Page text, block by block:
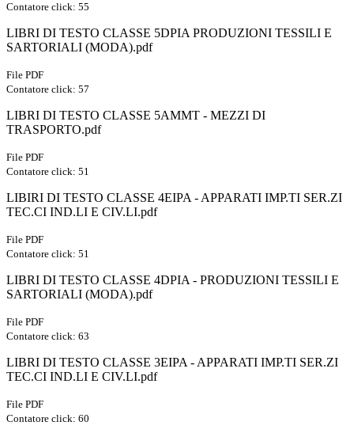
Contatore click: 55
LIBRI DI TESTO CLASSE 5DPIA PRODUZIONI TESSILI E
SARTORIALI (MODA).pdf
File PDF
Contatore click: 57
LIBRI DI TESTO CLASSE 5AMMT - MEZZI DI
TRASPORTO.pdf
File PDF
Contatore click: 51
LIBIRI DI TESTO CLASSE 4EIPA - APPARATI IMP.TI SER.ZI
TEC.CI IND.LI E CIV.LI.pdf
File PDF
Contatore click: 51
LIBRI DI TESTO CLASSE 4DPIA - PRODUZIONI TESSILI E
SARTORIALI (MODA).pdf
File PDF
Contatore click: 63
LIBRI DI TESTO CLASSE 3EIPA - APPARATI IMP.TI SER.ZI
TEC.CI IND.LI E CIV.LI.pdf
File PDF
Contatore click: 60